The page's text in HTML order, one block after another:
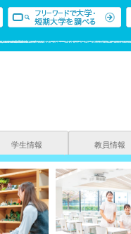
学生情報 教員情報